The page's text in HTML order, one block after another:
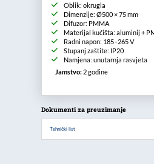
Oblik: okrugla
Dimenzije: Ø500 × 75 mm
Difuzor: PMMA
Materijal kućišta: aluminij +
Radni napon: 185–265 V
Stupanj zaštite: IP20
Namjena: unutarnja rasvjeta
Jamstvo: 2 godine
Dokumenti za preuzimanje
Tehnički list